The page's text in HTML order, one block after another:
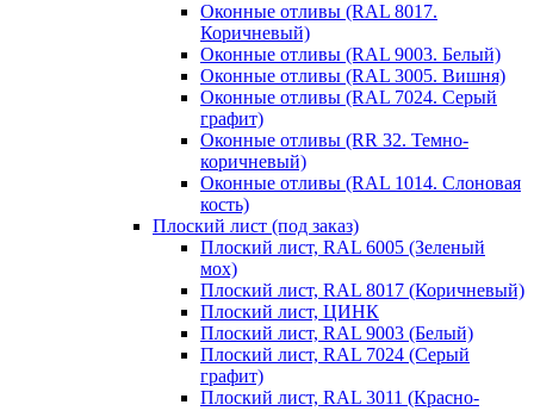
Оконные отливы (RAL 8017.
Коричневый)
Оконные отливы (RAL 9003. Белый)
Оконные отливы (RAL 3005. Вишня)
Оконные отливы (RAL 7024. Серый
графит)
Оконные отливы (RR 32. Темно-
коричневый)
Оконные отливы (RAL 1014. Слоновая
кость)
Плоский лист (под заказ)
Плоский лист, RAL 6005 (Зеленый
мох)
Плоский лист, RAL 8017 (Коричневый)
Плоский лист, ЦИНК
Плоский лист, RAL 9003 (Белый)
Плоский лист, RAL 7024 (Серый
графит)
Плоский лист, RAL 3011 (Красно-